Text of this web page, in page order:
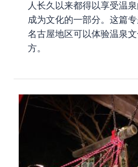
人长久以来都得以享受温
成为文化的一部分。这篇
名古屋地区可以体验温泉
方。